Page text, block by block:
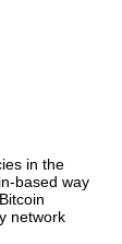
in the
based way
network